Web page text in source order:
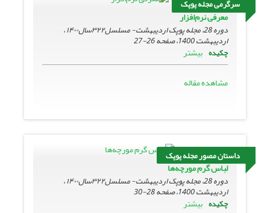
سرگرمی مجله پوپک
معرفی نرم‌افزار
دوره 28، مجله پوپک اردیبهشت- مسلسل۳۲۲سال۱۴۰۰ ،
اردیبهشت 1400، صفحه
26-27
چکیده بیشتر
مشاهده مقاله
داستان مصور مجله پوپک
لباس گرم مورچه‌ها
دوره 28، مجله پوپک اردیبهشت- مسلسل۳۲۲سال۱۴۰۰ ،
اردیبهشت 1400، صفحه
28-30
چکیده بیشتر